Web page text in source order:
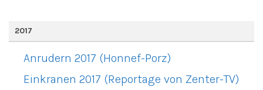
2017
Anrudern 2017 (Honnef-Porz)
Einkranen 2017 (Reportage von Zenter-TV)